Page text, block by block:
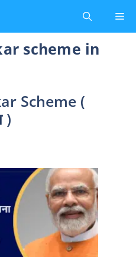
scheme in
Scheme (
)